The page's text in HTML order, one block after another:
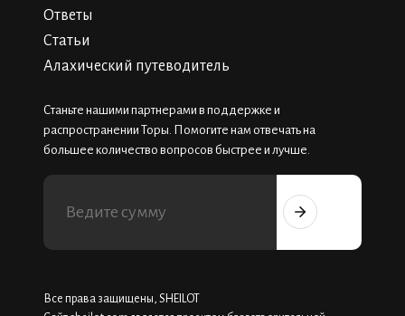
Ответы
Статьи
Алахический путеводитель
Станьте нашими партнерами в поддержке и
распространении Торы. Помогите нам отвечать на
большее количество вопросов быстрее и лучше.
Все права защищены, SHEILOT